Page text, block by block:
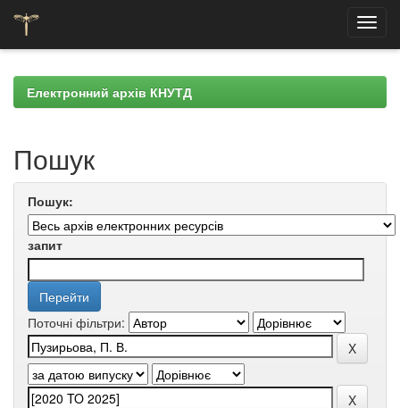
navigationЕлектронний архів КНУТД
Пошук
Пошук:
запит
Поточні фільтри: